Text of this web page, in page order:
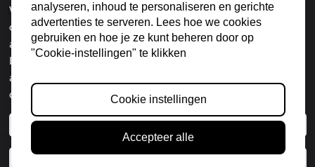
Mijn Account
Mijn Account
Wijzig Account
Mijn Accountinformatie
© 2025 Made in Piedmont Wines
KvK: BE0447.107.246 - Btw: BE0447.107.246
Mobiel: +32 (0)478/70.48.36
e-Mail: sales@madeinpiedmont-wines.be
Wij gebruiken cookies om uw gebruikservaring te
optimaliseren, het webverkeer te analyseren en om gerichte
advertenties te kunnen tonen via derde partijen. U kunt deze
beheren door op "Cookie instellingen" te klikken. Als u
akkoord gaat met ons gebruik van cookies, klikt u op "Alle
cookies toestaan".
Cookie instellingen / Paramètres des cookies
Alle cookies toestaan
analyseren, inhoud te personaliseren en gerichte
advertenties te serveren. Lees hoe we cookies
gebruiken en hoe je ze kunt beheren door op
"Cookie-instellingen" te klikken
Cookie instellingen
Accepteer alle